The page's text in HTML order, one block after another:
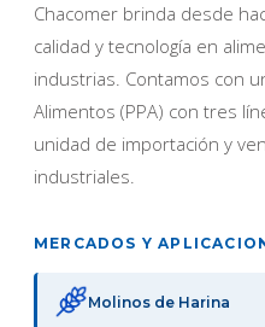
Chacomer brinda desde
calidad y tecnología en
industrias. Contamos con
Alimentos (PPA) con tres
unidad de importación y
industriales.
MERCADOS Y
Molinos de Harina